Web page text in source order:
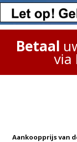
Betaal
via
Aankoopprijs van